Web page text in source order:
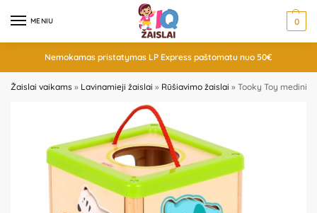
MENIU 0
Nemokamas pristatymas LP Express paštomatu nuo 50€
Žaislai vaikams » Lavinamieji žaislai » Rūšiavimo žaislai » Tooky Toy medinis